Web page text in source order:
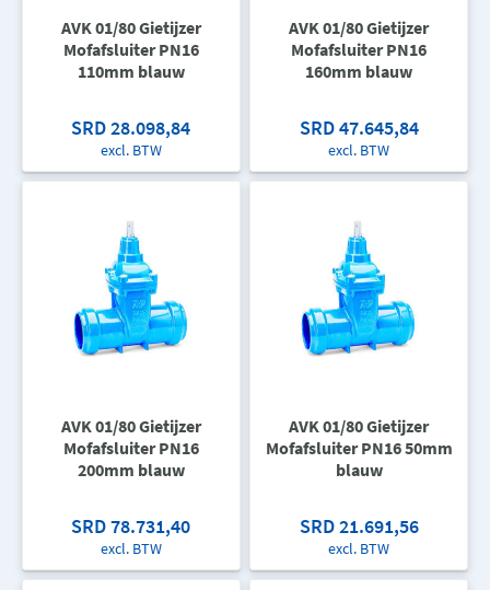
AVK 01/80 Gietijzer
Mofafsluiter PN16
110mm blauw
SRD 28.098,84
excl. BTW
AVK 01/80 Gietijzer
Mofafsluiter PN16
160mm blauw
SRD 47.645,84
excl. BTW
AVK 01/80 Gietijzer
Mofafsluiter PN16
200mm blauw
SRD 78.731,40
excl. BTW
AVK 01/80 Gietijzer
Mofafsluiter PN16 50mm
blauw
SRD 21.691,56
excl. BTW